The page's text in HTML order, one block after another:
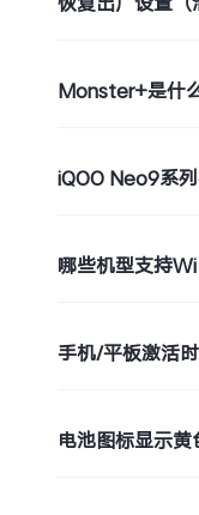
Monster+是什
iQOO Neo9系
哪些机型支持
手机/平板激活
电池图标显示黄